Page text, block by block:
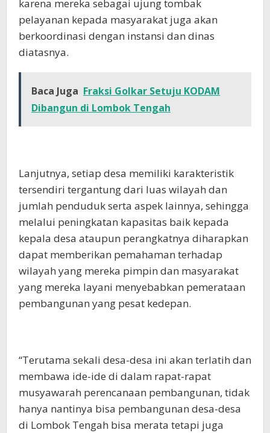
karena mereka sebagai ujung tombak
pelayanan kepada masyarakat juga akan
berkoordinasi dengan instansi dan dinas
diatasnya.
Baca Juga Fraksi Golkar Setuju KODAM
Dibangun di Lombok Tengah
Lanjutnya, setiap desa memiliki karakteristik
tersendiri tergantung dari luas wilayah dan
jumlah penduduk serta aspek lainnya, sehingga
melalui peningkatan kapasitas baik kepada
kepala desa ataupun perangkatnya diharapkan
dapat memberikan pemahaman terhadap
wilayah yang mereka pimpin dan masyarakat
yang mereka layani menyebabkan pemerataan
pembangunan yang pesat kedepan.
“Terutama sekali desa-desa ini akan terlatih dan
membawa ide-ide di dalam rapat-rapat
musyawarah perencanaan pembangunan, tidak
hanya nantinya bisa pembangunan desa-desa
di Lombok Tengah bisa merata tetapi juga